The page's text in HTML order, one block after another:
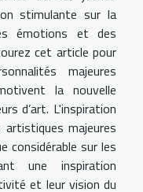
stimulante sur la
émotions et des
cet article pour
majeures
la nouvelle
d’art. L'inspiration
majeures
considérable sur les
une inspiration
et leur vision du